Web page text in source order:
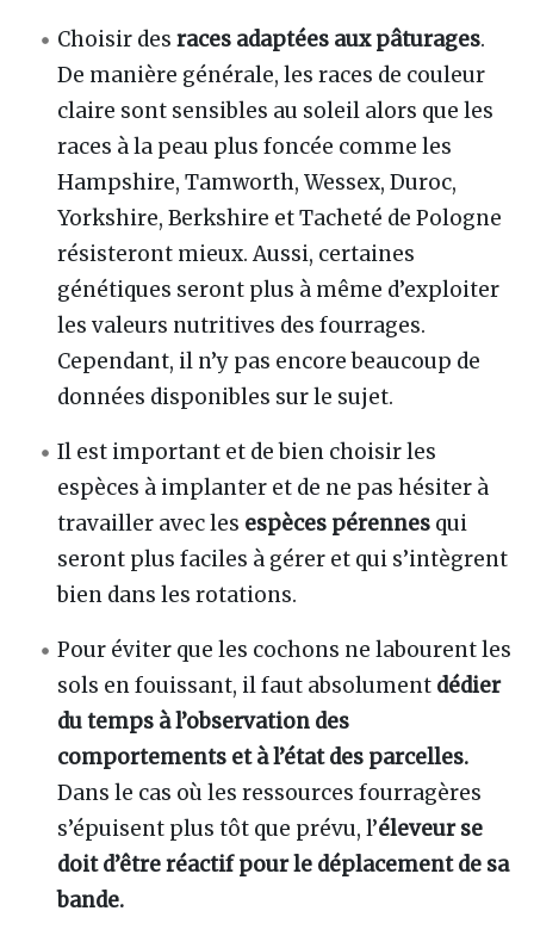
Choisir desraces adaptées aux pâturages.
De manière générale, les races de couleur
claire sont sensibles au soleil alors que les
races à la peau plus foncée comme les
Hampshire, Tamworth, Wessex, Duroc,
Yorkshire, Berkshire et Tacheté de Pologne
résisteront mieux. Aussi, certaines
génétiques seront plus à même d’exploiter
les valeurs nutritives des fourrages.
Cependant, il n’y pas encore beaucoup de
données disponibles sur le sujet.
Il est important et de bien choisir les
espèces à implanter et de ne pas hésiter à
travailler avec les espèces pérennes qui
seront plus faciles à gérer et qui s’intègrent
bien dans les rotations.
Pour éviter que les cochons ne labourent les
sols en fouissant, il faut absolument dédier
du temps à l’observation des
comportements et à l’état des parcelles.
Dans le cas où les ressources fourragères
s’épuisent plus tôt que prévu, l’éleveur se
doit d’être réactif pour le déplacement de sa
bande.